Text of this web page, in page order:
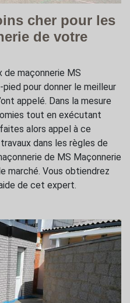
cher pour les
de votre
de maçonnerie MS
pied pour donner le meilleur
appelé. Dans la mesure
tout en exécutant
alors appel à ce
dans les règles de
de MS Maçonnerie
marché. Vous obtiendrez
de cet expert.